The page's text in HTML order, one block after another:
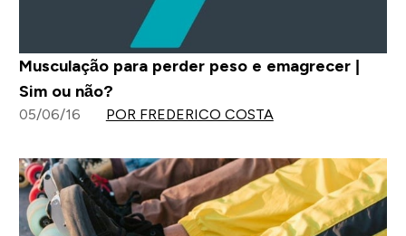
Musculação para perder peso e emagrecer |
Sim ou não?
05/06/16 POR FREDERICO COSTA